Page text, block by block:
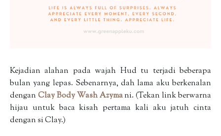
Kejadian alahan pada wajah Hud tu terjadi beberapa
bulan yang lepas. Sebenarnya, dah lama aku berkenalan
dengan Clay Body Wash Azymani. (Tekan link berwarna
hijau untuk baca kisah pertama kali aku jatuh cinta
dengan si Clay.)